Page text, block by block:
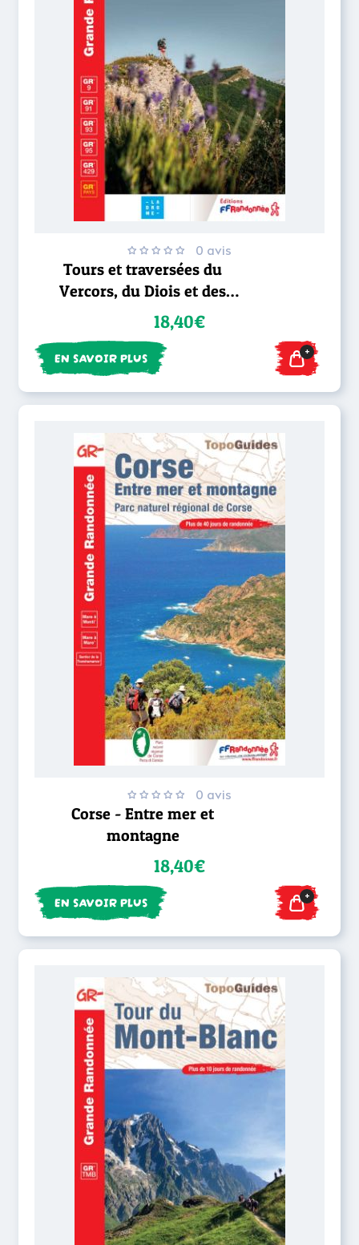
0 avis
Tours et traversées du
Vercors, du Diois et des
Baronnies - GR® 9
18,40€
EN SAVOIR PLUS +
0 avis
Corse - Entre mer et
montagne
18,40€
EN SAVOIR PLUS +